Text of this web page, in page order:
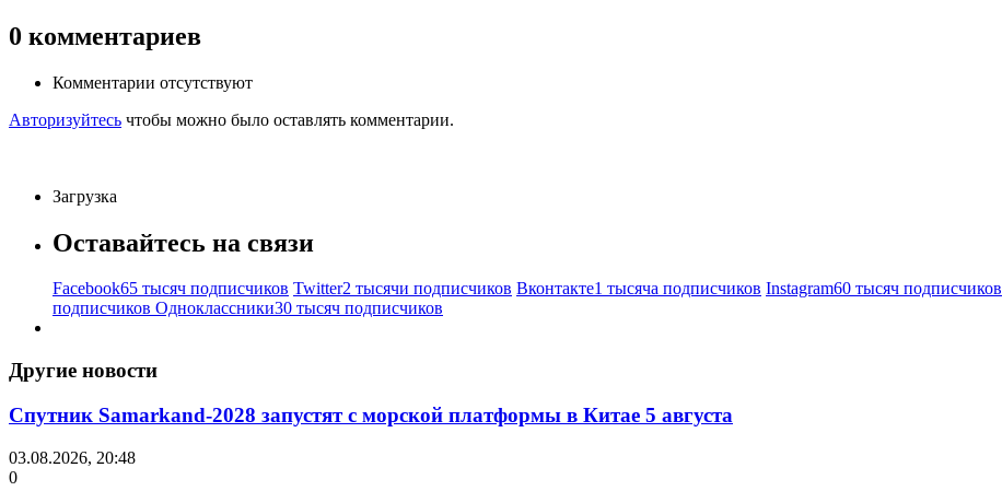
0 комментариев
Комментарии отсутствуют
Авторизуйтесь чтобы можно было оставлять комментарии.
Загрузка
Оставайтесь на связи
Facebook65 тысяч подписчиков Twitter2 тысячи подписчиков Вконтакте1 тысяча подписчиков Instagram60 тысяч подписчиков
подписчиков Одноклассники30 тысяч подписчиков
Другие новости
Спутник Samarkand-2028 запустят с морской платформы в Китае 5 августа
03.08.2026, 20:48
0